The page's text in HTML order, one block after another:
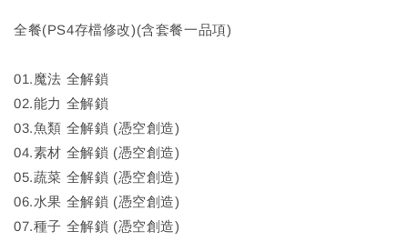
全餐(PS4存檔修改)(含套餐一品項)
01.魔法 全解鎖
02.能力 全解鎖
03.魚類 全解鎖 (憑空創造)
04.素材 全解鎖 (憑空創造)
05.蔬菜 全解鎖 (憑空創造)
06.水果 全解鎖 (憑空創造)
07.種子 全解鎖 (憑空創造)